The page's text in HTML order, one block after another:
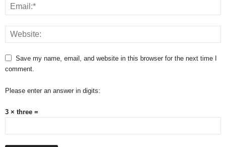
Save my name, email, and website in this browser for the next time I
comment.
Please enter an answer in digits:
3 × three =